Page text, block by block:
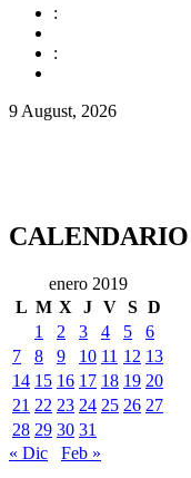
:
:
9 August, 2026
CALENDARIO
enero 2019
L M X J V S D
1
2 3 4 5
6
7
8 9 10 11 12 13
14 15 16 17 18 19 20
21 22 23 24 25 26 27
28 29 30 31
« Dic
Feb »